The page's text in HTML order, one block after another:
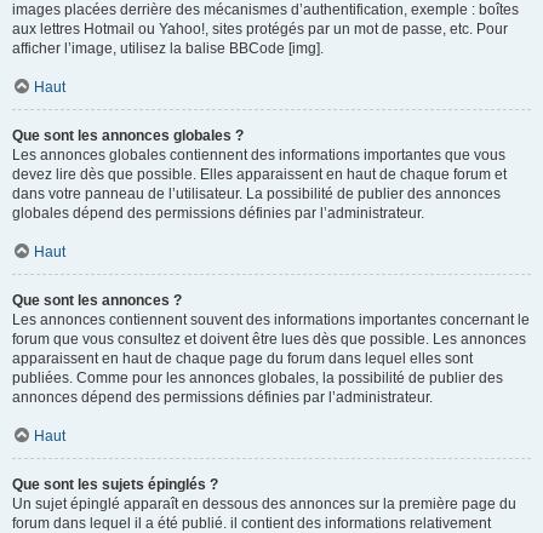
images placées derrière des mécanismes d’authentification, exemple : boîtes
aux lettres Hotmail ou Yahoo!, sites protégés par un mot de passe, etc. Pour
afficher l’image, utilisez la balise BBCode [img].
Haut
Que sont les annonces globales ?
Les annonces globales contiennent des informations importantes que vous
devez lire dès que possible. Elles apparaissent en haut de chaque forum et
dans votre panneau de l’utilisateur. La possibilité de publier des annonces
globales dépend des permissions définies par l’administrateur.
Haut
Que sont les annonces ?
Les annonces contiennent souvent des informations importantes concernant le
forum que vous consultez et doivent être lues dès que possible. Les annonces
apparaissent en haut de chaque page du forum dans lequel elles sont
publiées. Comme pour les annonces globales, la possibilité de publier des
annonces dépend des permissions définies par l’administrateur.
Haut
Que sont les sujets épinglés ?
Un sujet épinglé apparaît en dessous des annonces sur la première page du
forum dans lequel il a été publié. il contient des informations relativement